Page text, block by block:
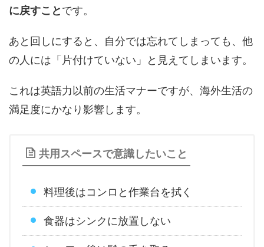
に戻すことです。
あと回しにすると、自分では忘れてしまっても、他
の人には「片付けていない」と見えてしまいます。
これは英語力以前の生活マナーですが、海外生活の
満足度にかなり影響します。
共用スペースで意識したいこと
料理後はコンロと作業台を拭く
食器はシンクに放置しない